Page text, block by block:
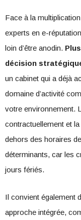
Face à la
experts en e-
loin d’être anodin.
décision
un cabinet qui a déjà
domaine d’activité
votre environnement.
contractuellement et
dehors des horaires
déterminants, car les
jours fériés.
Il convient également
approche intégrée,